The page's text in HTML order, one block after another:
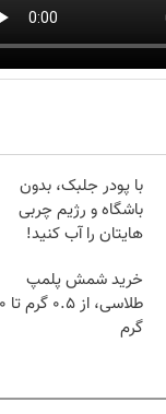
با پودر جلبک، بدون
باشگاه و رژیم چربی
هایتان را آب کنید!
خرید شمش پلمپ
گرم